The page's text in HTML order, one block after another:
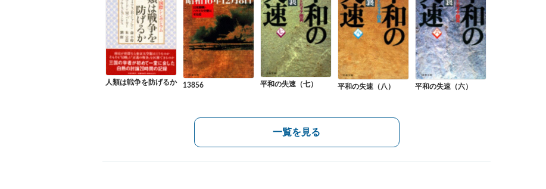
人類は戦争を防げるか 13856 平和の失速（七） 平和の失速（八） 平和の失速（六）
一覧を見る